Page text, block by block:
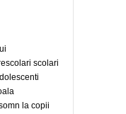
scolari
la copii